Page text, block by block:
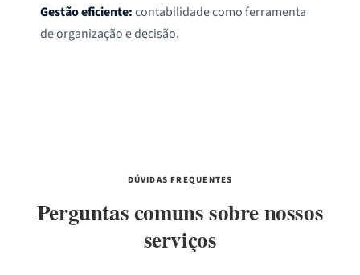
Gestão eficiente:contabilidade como ferramenta
de organização e decisão.
DÚVIDAS FREQUENTES
Perguntas comuns sobre nossos
serviços